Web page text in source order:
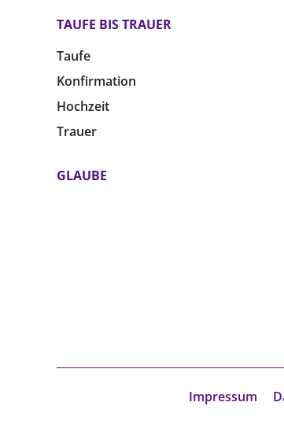
TAUFE BIS TRAUER
Taufe
Konfirmation
Hochzeit
Trauer
GLAUBE
Impressum